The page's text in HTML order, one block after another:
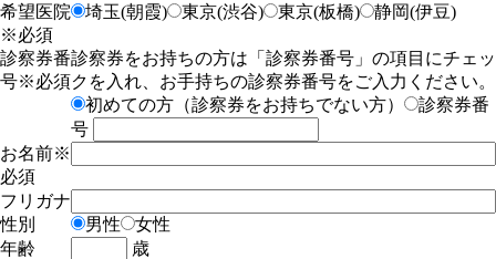
希望医院
※必須
埼玉(朝霞) 東京(渋谷) 東京(板橋) 静岡(伊豆)
診察券番
号※必須
診察券をお持ちの方は「診察券番号」の項目にチェッ
クを入れ、お手持ちの診察券番号をご入力ください。
初めての方（診察券をお持ちでない方）
診察券番
号
お名前※
必須
フリガナ
性別
男性
女性
年齢
歳